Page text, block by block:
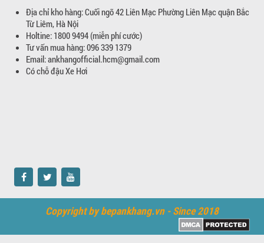
Địa chỉ kho hàng: Cuối ngõ 42 Liên Mạc Phường Liên Mạc quận Bắc
Từ Liêm, Hà Nội
Holtine: 1800 9494 (miễn phí cước)
Tư vấn mua hàng: 096 339 1379
Email: ankhangofficial.hcm@gmail.com
Có chỗ đậu Xe Hơi
Copyright by bepankhang.vn - Since 2018